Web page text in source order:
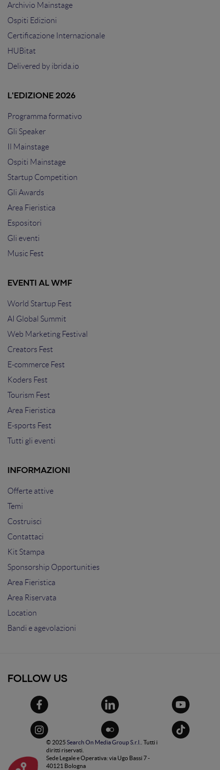
Archivio Mainstage
Ospiti Edizioni
Certificazione Internazionale
HUBitat
Delivered by ibrida.io
L'EDIZIONE 2026
Programma formativo
Gli Speaker
Il Mainstage
Ospiti Mainstage
Startup Competition
Gli Awards
Area Fieristica
Espositori
Gli eventi
Music Fest
EVENTI AL WMF
World Startup Fest
AI Global Summit
Web Marketing Festival
Creators Fest
E-commerce Fest
Koders Fest
Tourism Fest
Area Fieristica
E-sports Fest
Tutti gli eventi
INFORMAZIONI
Offerte attive
Temi
Costruisci
Contattaci
Kit Stampa
Sponsorship Opportunities
Area Fieristica
Area Riservata
Location
Bandi e agevolazioni
FOLLOW US
© 2025 Search On Media Group S.r.l.
. Tutti i
diritti riservati.
Sede Legale e Operativa: via Ugo Bassi 7 -
40121 Bologna